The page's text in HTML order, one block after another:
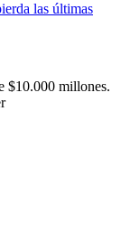
las últimas
$10.000 millones.